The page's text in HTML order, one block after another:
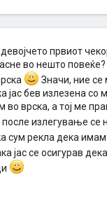
првиот
во нешто повеќе?
Значи, ние
јас бев излезена
врска, а тој ме
после излегување се
сум рекла дека
јас се осигурав